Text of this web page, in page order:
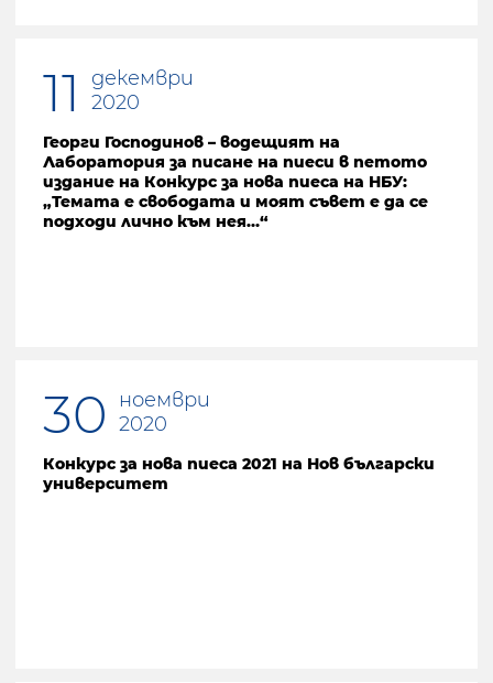
11
декември
2020
Георги Господинов – водещият на
Лаборатория за писане на пиеси в петото
издание на Конкурс за нова пиеса на НБУ:
„Темата е свободата и моят съвет е да се
подходи лично към нея…“
30
ноември
2020
Конкурс за нова пиеса 2021 на Нов български
университет